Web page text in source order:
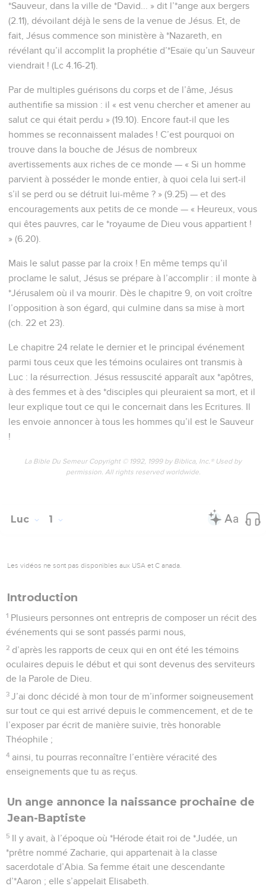
*Sauveur, dans la ville de *David... » dit l’*ange aux bergers
(2.11), dévoilant déjà le sens de la venue de Jésus. Et, de
fait, Jésus commence son ministère à *Nazareth, en
révélant qu’il accomplit la prophétie d’*Esaïe qu’un Sauveur
viendrait ! (Lc 4.16-21).
Par de multiples guérisons du corps et de l’âme, Jésus
authentifie sa mission : il « est venu chercher et amener au
salut ce qui était perdu » (19.10). Encore faut-il que les
hommes se reconnaissent malades ! C’est pourquoi on
trouve dans la bouche de Jésus de nombreux
avertissements aux riches de ce monde — « Si un homme
parvient à posséder le monde entier, à quoi cela lui sert-il
s’il se perd ou se détruit lui-même ? » (9.25) — et des
encouragements aux petits de ce monde — « Heureux, vous
qui êtes pauvres, car le *royaume de Dieu vous appartient !
» (6.20).
Mais le salut passe par la croix ! En même temps qu’il
proclame le salut, Jésus se prépare à l’accomplir : il monte à
*Jérusalem où il va mourir. Dès le chapitre 9, on voit croître
l’opposition à son égard, qui culmine dans sa mise à mort
(ch. 22 et 23).
Le chapitre 24 relate le dernier et le principal événement
parmi tous ceux que les témoins oculaires ont transmis à
Luc : la résurrection. Jésus ressuscité apparaît aux *apôtres,
à des femmes et à des *disciples qui pleuraient sa mort, et il
leur explique tout ce qui le concernait dans les Ecritures. Il
les envoie annoncer à tous les hommes qu’il est le Sauveur
!
La Bible Du Semeur Copyright © 1992, 1999 by Biblica, Inc.® Used by
permission. All rights reserved worldwide.
Luc 1
Les vidéos ne sont pas disponibles aux USA et C anada.
Introduction
1 Plusieurs personnes ont entrepris de composer un récit des
événements qui se sont passés parmi nous,
2 d’après les rapports de ceux qui en ont été les témoins
oculaires depuis le début et qui sont devenus des serviteurs
de la Parole de Dieu.
3 J’ai donc décidé à mon tour de m’informer soigneusement
sur tout ce qui est arrivé depuis le commencement, et de te
l’exposer par écrit de manière suivie, très honorable
Théophile ;
4 ainsi, tu pourras reconnaître l’entière véracité des
enseignements que tu as reçus.
Un ange annonce la naissance prochaine de
Jean-Baptiste
5 Il y avait, à l’époque où *Hérode était roi de *Judée, un
*prêtre nommé Zacharie, qui appartenait à la classe
sacerdotale d’Abia. Sa femme était une descendante
d’*Aaron ; elle s’appelait Elisabeth.